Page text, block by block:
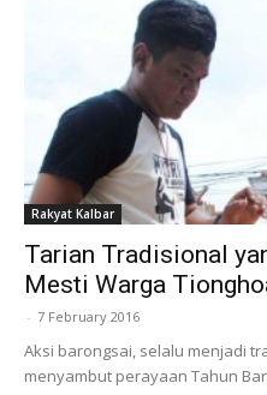
Rakyat Kalbar
Tarian Tradisional
Mesti Warga
- 7 February 2016
Aksi barongsai, selalu menjadi
menyambut perayaan Tahun